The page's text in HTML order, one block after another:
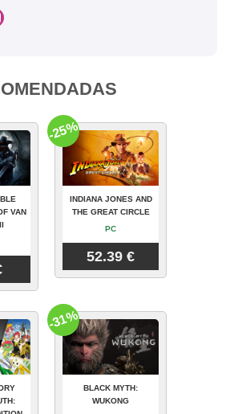
VAN
INDIANA JONES AND
THE GREAT CIRCLE
PC
52.39 €
-25%
BLACK MYTH:
WUKONG
-31%